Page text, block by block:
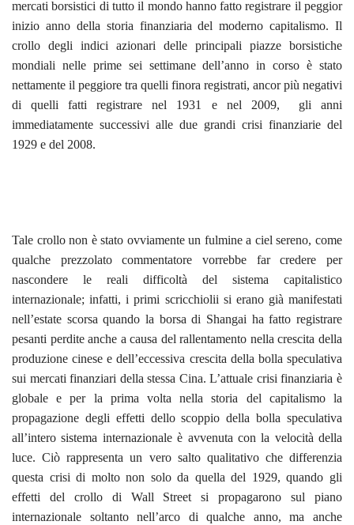
mercati borsistici di tutto il mondo hanno fatto registrare il peggior
inizio anno della storia finanziaria del moderno capitalismo. Il
crollo degli indici azionari delle principali piazze borsistiche
mondiali nelle prime sei settimane dell’anno in corso è stato
nettamente il peggiore tra quelli finora registrati, ancor più negativi
di quelli fatti registrare nel 1931 e nel 2009, gli anni
immediatamente successivi alle due grandi crisi finanziarie del
1929 e del 2008.
Tale crollo non è stato ovviamente un fulmine a ciel sereno, come
qualche prezzolato commentatore vorrebbe far credere per
nascondere le reali difficoltà del sistema capitalistico
internazionale; infatti, i primi scricchiolii si erano già manifestati
nell’estate scorsa quando la borsa di Shangai ha fatto registrare
pesanti perdite anche a causa del rallentamento nella crescita della
produzione cinese e dell’eccessiva crescita della bolla speculativa
sui mercati finanziari della stessa Cina. L’attuale crisi finanziaria è
globale e per la prima volta nella storia del capitalismo la
propagazione degli effetti dello scoppio della bolla speculativa
all’intero sistema internazionale è avvenuta con la velocità della
luce. Ciò rappresenta un vero salto qualitativo che differenzia
questa crisi di molto non solo da quella del 1929, quando gli
effetti del crollo di Wall Street si propagarono sul piano
internazionale soltanto nell’arco di qualche anno, ma anche